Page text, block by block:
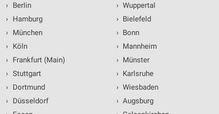
›
Berlin
›
Hamburg
›
München
›
Köln
›
Frankfurt (Main)
› Stuttgart
›
Dortmund
›
Düsseldorf
› Wuppertal
› Bielefeld
› Bonn
› Mannheim
› Münster
› Karlsruhe
› Wiesbaden
› Augsburg